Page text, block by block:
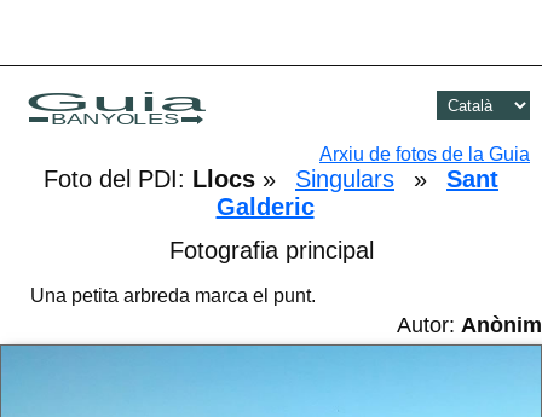
Guia
BANYOLES
Arxiu de fotos de la Guia
Foto del PDI: Llocs » Singulars »
Sant
Galderic
Fotografia principal
Una petita arbreda marca el punt.
Autor: Anònim